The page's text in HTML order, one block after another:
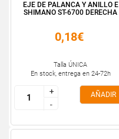
EJE DE PALANCA Y ANILLO E
SHIMANO ST-6700 DERECHA
0,18€
Talla ÚNICA
En stock, entrega en 24-72h
+
-
+
-
AÑADIR